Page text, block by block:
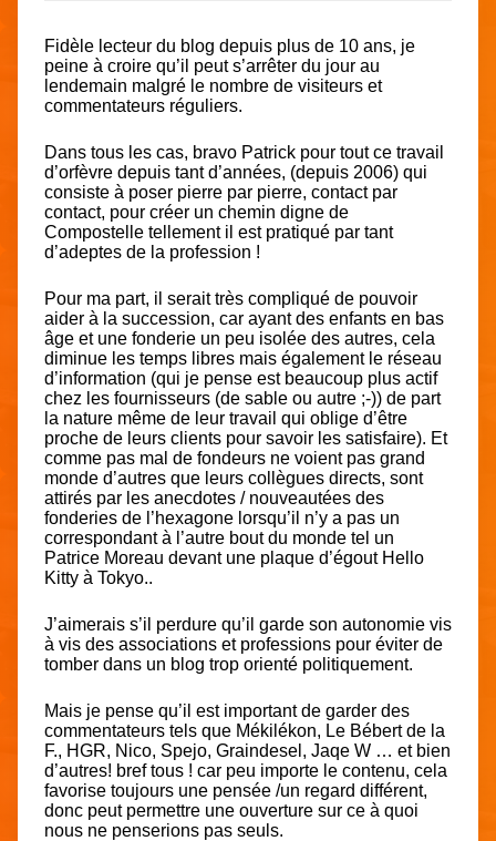
Fidèle lecteur du blog depuis plus de 10 ans, je
peine à croire qu’il peut s’arrêter du jour au
lendemain malgré le nombre de visiteurs et
commentateurs réguliers.
Dans tous les cas, bravo Patrick pour tout ce travail
d’orfèvre depuis tant d’années, (depuis 2006) qui
consiste à poser pierre par pierre, contact par
contact, pour créer un chemin digne de
Compostelle tellement il est pratiqué par tant
d’adeptes de la profession !
Pour ma part, il serait très compliqué de pouvoir
aider à la succession, car ayant des enfants en bas
âge et une fonderie un peu isolée des autres, cela
diminue les temps libres mais également le réseau
d’information (qui je pense est beaucoup plus actif
chez les fournisseurs (de sable ou autre ;-)) de part
la nature même de leur travail qui oblige d’être
proche de leurs clients pour savoir les satisfaire). Et
comme pas mal de fondeurs ne voient pas grand
monde d’autres que leurs collègues directs, sont
attirés par les anecdotes / nouveautées des
fonderies de l’hexagone lorsqu’il n’y a pas un
correspondant à l’autre bout du monde tel un
Patrice Moreau devant une plaque d’égout Hello
Kitty à Tokyo..
J’aimerais s’il perdure qu’il garde son autonomie vis
à vis des associations et professions pour éviter de
tomber dans un blog trop orienté politiquement.
Mais je pense qu’il est important de garder des
commentateurs tels que Mékilékon, Le Bébert de la
F., HGR, Nico, Spejo, Graindesel, Jaqe W … et bien
d’autres! bref tous ! car peu importe le contenu, cela
favorise toujours une pensée /un regard différent,
donc peut permettre une ouverture sur ce à quoi
nous ne penserions pas seuls.